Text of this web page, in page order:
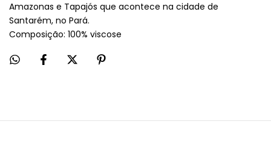
Amazonas e Tapajós que acontece na cidade de
Santarém, no Pará.
Composição: 100% viscose